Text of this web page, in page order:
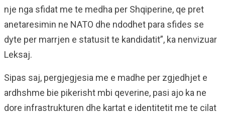
nje nga sfidat me te medha per Shqiperine, qe pret
anetaresimin ne NATO dhe ndodhet para sfides se
dyte per marrjen e statusit te kandidatit”, ka nenvizuar
Leksaj.
Sipas saj, pergjegjesia me e madhe per zgjedhjet e
ardhshme bie pikerisht mbi qeverine, pasi ajo ka ne
dore infrastrukturen dhe kartat e identitetit me te cilat